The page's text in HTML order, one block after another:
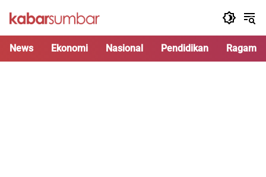
News Ekonomi Nasional Pendidikan Ragam